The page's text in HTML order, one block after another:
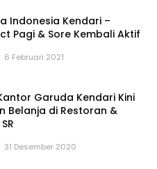
Indonesia Kendari –
Pagi & Sore Kembali Aktif
6 Februari 2021
Garuda Kendari Kini
Belanja di Restoran &
31 Desember 2020